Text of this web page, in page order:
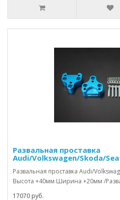
Развальная проставка
Audi/Volkswagen/Skoda/
Развальная проставка Audi/
Высота +40мм Ширина +20мм /
17070 руб.